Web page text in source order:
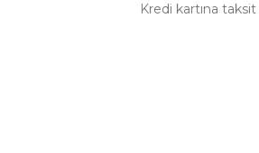
Kredi kartına